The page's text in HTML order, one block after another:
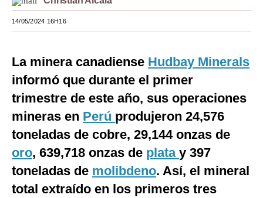
Estilos
Mundo
España
Internacional
Club del Suscriptor
Mix
14/05/2024 16H16
La minera canadiense Hudbay Minerals
informó que durante el primer
trimestre de este año, sus operaciones
mineras en Perú produjeron 24,576
toneladas de cobre, 29,144 onzas de
oro, 639,718 onzas de plata y 397
toneladas de molibdeno. Así, el mineral
total extraído en los primeros tres